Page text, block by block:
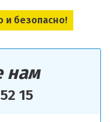
нам
15
и безопасно!